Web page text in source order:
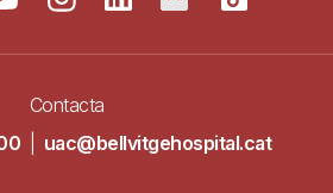
Contacta
uac@bellvitgehospital.cat